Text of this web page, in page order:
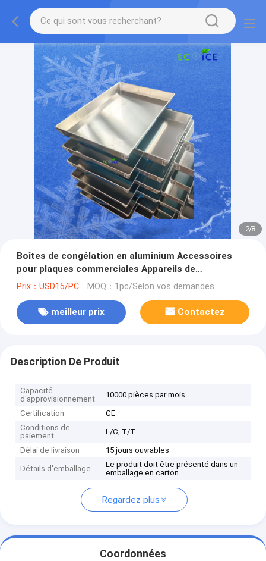
2/8
Boîtes de congélation en aluminium Accessoires
pour plaques commerciales Appareils de
congélation Plateau de congélation
Prix：USD15/PC MOQ：1pc/Selon vos demandes
meilleur prix Contactez
Description De Produit
Capacité
d'approvisionnement
10000 pièces par mois
Certification
CE
Conditions de
paiement
L/C, T/T
Délai de livraison 15 jours ouvrables
Détails d'emballage
Le produit doit être présenté dans un
emballage en carton
Regardez plus
Coordonnées